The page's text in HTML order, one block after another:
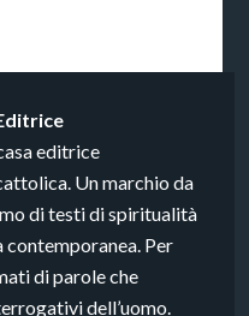
editrice
Un marchio da
di testi di spiritualità
contemporanea. Per
di parole che
dell’uomo.